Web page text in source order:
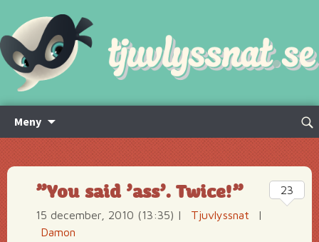
Meny
innehåll
Sök
”You said ’ass’. Twice!”
15 december, 2010 (13:35) | Tjuvlyssnat
|
Damon
23